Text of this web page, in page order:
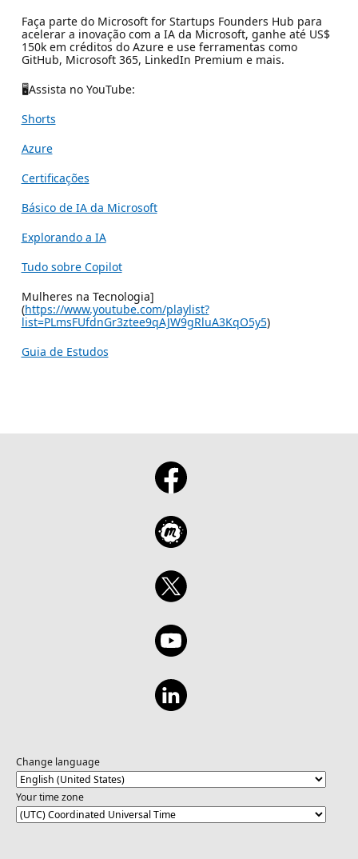
Faça parte do Microsoft for Startups Founders Hub para
acelerar a inovação com a IA da Microsoft, ganhe até US$
150k em créditos do Azure e use ferramentas como
GitHub, Microsoft 365, LinkedIn Premium e mais.
🖥Assista no YouTube:
Shorts
Azure
Certificações
Básico de IA da Microsoft
Explorando a IA
Tudo sobre Copilot
Mulheres na Tecnologia]
(https://www.youtube.com/playlist?
list=PLmsFUfdnGr3ztee9qAJW9gRluA3KqO5y5)
Guia de Estudos
Change language
Your time zone